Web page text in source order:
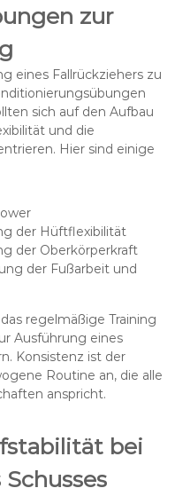
zur
eines Fallrückziehers zu
sich auf den Aufbau
und die
Hier sind einige
der Hüftflexibilität
der Oberkörperkraft
der Fußarbeit und
regelmäßige Training
Ausführung eines
Konsistenz ist der
Routine an, die alle
anspricht.
bei